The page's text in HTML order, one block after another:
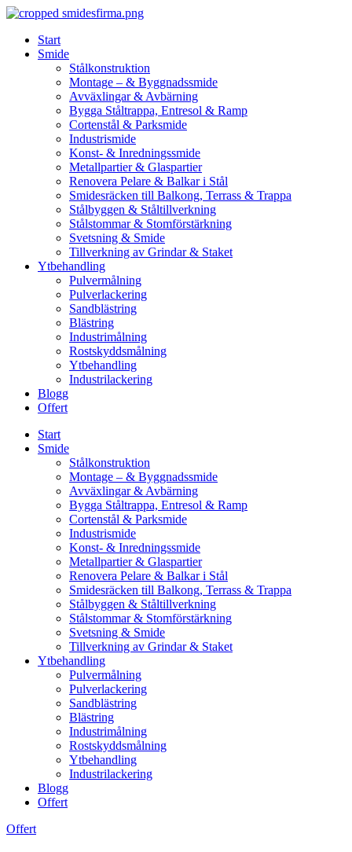
Skip
contentStart
Smide
Stålkonstruktion
Montage – & Byggnadssmide
Avväxlingar & Avbärning
Bygga Ståltrappa, Entresol & Ramp
Cortenstål & Parksmide
Industrismide
Konst- & Inredningssmide
Metallpartier & Glaspartier
Renovera Pelare & Balkar i Stål
Smidesräcken till Balkong, Terrass & Trappa
Stålbyggen & Ståltillverkning
Stålstommar & Stomförstärkning
Svetsning & Smide
Tillverkning av Grindar & Staket
Ytbehandling
Pulvermålning
Pulverlackering
Sandblästring
Blästring
Industrimålning
Rostskyddsmålning
Ytbehandling
Industrilackering
Blogg
Offert
Start
Smide
Stålkonstruktion
Montage – & Byggnadssmide
Avväxlingar & Avbärning
Bygga Ståltrappa, Entresol & Ramp
Cortenstål & Parksmide
Industrismide
Konst- & Inredningssmide
Metallpartier & Glaspartier
Renovera Pelare & Balkar i Stål
Smidesräcken till Balkong, Terrass & Trappa
Stålbyggen & Ståltillverkning
Stålstommar & Stomförstärkning
Svetsning & Smide
Tillverkning av Grindar & Staket
Ytbehandling
Pulvermålning
Pulverlackering
Sandblästring
Blästring
Industrimålning
Rostskyddsmålning
Ytbehandling
Industrilackering
Blogg
Offert
Offert